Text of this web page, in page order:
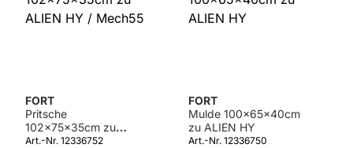
FORT
Pritsche
102x75x35cm zu
ALIEN HY / Mech55
Art.-Nr. 12336752
FORT
Mulde 100x65x40cm
zu ALIEN HY
Art.-Nr. 12336750